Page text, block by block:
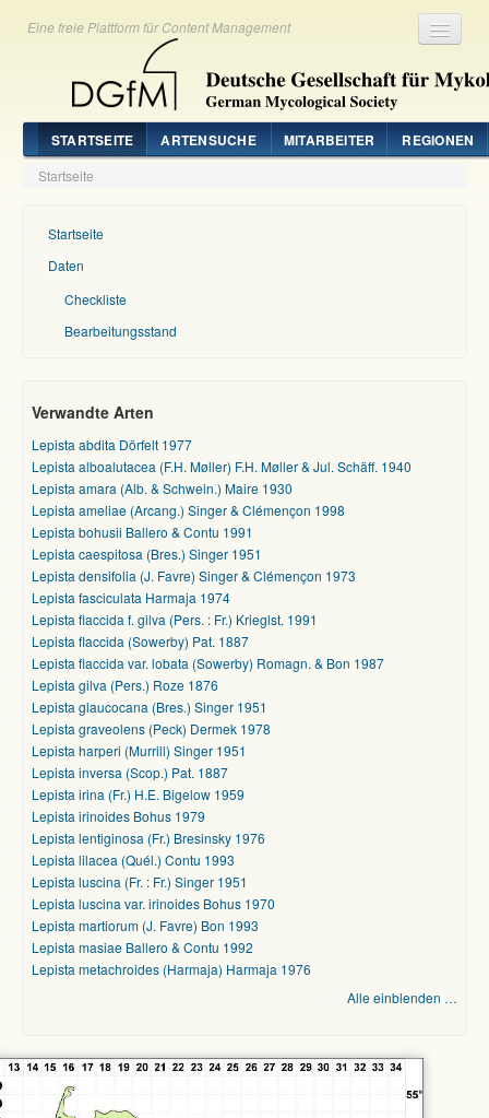
Eine freie Plattform für Content Management
STARTSEITE ARTENSUCHE MITARBEITER REGIONEN
Startseite
Startseite
Daten
Checkliste
Bearbeitungsstand
Verwandte Arten
Lepista abdita Dörfelt 1977
Lepista alboalutacea (F.H. Møller) F.H. Møller & Jul. Schäff. 1940
Lepista amara (Alb. & Schwein.) Maire 1930
Lepista ameliae (Arcang.) Singer & Clémençon 1998
Lepista bohusii Ballero & Contu 1991
Lepista caespitosa (Bres.) Singer 1951
Lepista densifolia (J. Favre) Singer & Clémençon 1973
Lepista fasciculata Harmaja 1974
Lepista flaccida f. gilva (Pers. : Fr.) Krieglst. 1991
Lepista flaccida (Sowerby) Pat. 1887
Lepista flaccida var. lobata (Sowerby) Romagn. & Bon 1987
Lepista gilva (Pers.) Roze 1876
Lepista glaucocana (Bres.) Singer 1951
Lepista graveolens (Peck) Dermek 1978
Lepista harperi (Murrill) Singer 1951
Lepista inversa (Scop.) Pat. 1887
Lepista irina (Fr.) H.E. Bigelow 1959
Lepista irinoides Bohus 1979
Lepista lentiginosa (Fr.) Bresinsky 1976
Lepista lilacea (Quél.) Contu 1993
Lepista luscina (Fr. : Fr.) Singer 1951
Lepista luscina var. irinoides Bohus 1970
Lepista martiorum (J. Favre) Bon 1993
Lepista masiae Ballero & Contu 1992
Lepista metachroides (Harmaja) Harmaja 1976
Alle einblenden …